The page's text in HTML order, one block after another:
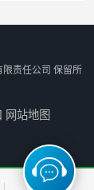
太湖石回收
责任公司 保留所
网站地图